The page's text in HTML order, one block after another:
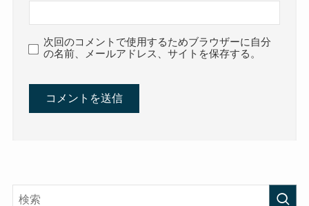
次回のコメントで使用するためブラウザーに自分
の名前、メールアドレス、サイトを保存する。